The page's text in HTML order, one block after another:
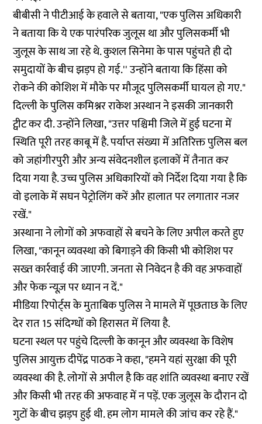
बीबीसी ने पीटीआई के हवाले से बताया, "एक पुलिस अधिकारी
ने बताया कि ये एक पारंपरिक जुलूस था और पुलिसकर्मी भी
जुलूस के साथ जा रहे थे. कुशल सिनेमा के पास पहुंचते ही दो
समुदायों के बीच झड़प हो गई.'' उन्होंने बताया कि हिंसा को
रोकने की कोशिश में मौके पर मौजूद पुलिसकर्मी घायल हो गए."
दिल्ली के पुलिस कमिश्नर राकेश अस्थान ने इसकी जानकारी
ट्वीट कर दी. उन्होंने लिखा, "उत्तर पश्चिमी जिले में हुई घटना में
स्थिति पूरी तरह काबू में है. पर्याप्त संख्या में अतिरिक्त पुलिस बल
को जहांगीरपुरी और अन्य संवेदनशील इलाकों में तैनात कर
दिया गया है. उच्च पुलिस अधिकारियों को निर्देश दिया गया है कि
वो इलाके में सघन पेट्रोलिंग करें और हालात पर लगातार नजर
रखें."
अस्थाना ने लोगों को अफवाहों से बचने के लिए अपील करते हुए
लिखा, "कानून व्यवस्था को बिगाड़ने की किसी भी कोशिश पर
सख्त कार्रवाई की जाएगी. जनता से निवेदन है की वह अफवाहों
और फेक न्यूज़ पर ध्यान न दें."
मीडिया रिपोर्ट्सके मुताबिक पुलिस ने मामले में पूछताछ के लिए
देर रात 15 संदिग्धों को हिरासत में लिया है.
घटना स्थल पर पहुंचे दिल्ली के कानून और व्यवस्था के विशेष
पुलिस आयुक्त दीपेंद्र पाठक ने कहा, "हमने यहां सुरक्षा की पूरी
व्यवस्था की है. लोगों से अपील है कि वह शांति व्यवस्था बनाए रखें
और किसी भी तरह की अफवाह में न पड़ें. एक जुलूस के दौरान दो
गुटों के बीच झड़प हुई थी. हम लोग मामले की जांच कर रहे हैं."